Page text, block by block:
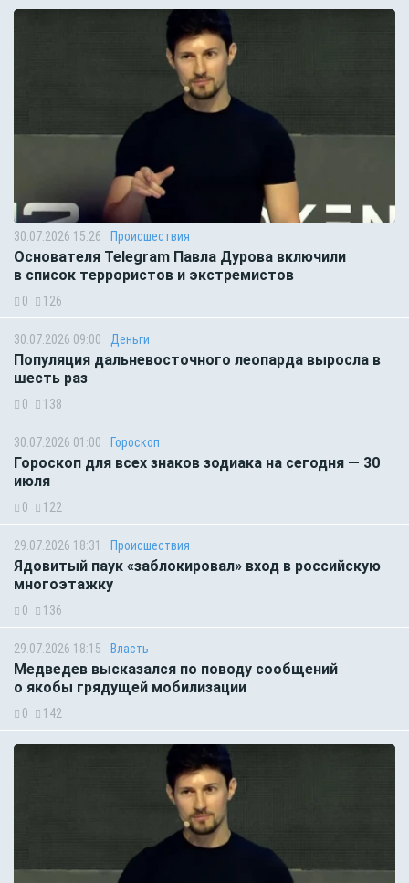
30.07.2026 15:26 Происшествия
Основателя Telegram Павла Дурова включили
в список террористов и экстремистов
0 126
30.07.2026 09:00 Деньги
Популяция дальневосточного леопарда выросла в
шесть раз
0 138
30.07.2026 01:00 Гороскоп
Гороскоп для всех знаков зодиака на сегодня — 30
июля
0 122
29.07.2026 18:31 Происшествия
Ядовитый паук «заблокировал» вход в российскую
многоэтажку
0 136
29.07.2026 18:15 Власть
Медведев высказался по поводу сообщений
о якобы грядущей мобилизации
0 142